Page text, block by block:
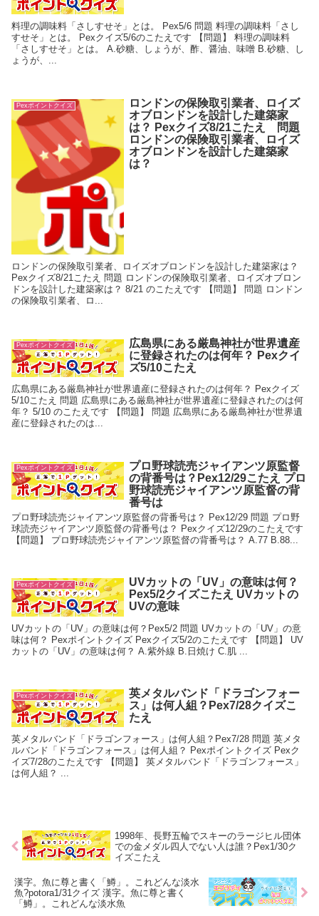
料理の調味料「さしすせそ」とは。 Pex5/6 問題 料理の調味料「さし
すせそ」とは。 Pexクイズ5/6のこたえです 【問題】 料理の調味料
「さしすせそ」とは。 A.砂糖、しょうが、酢、醤油、味噌 B.砂糖、し
ょうが、...
Pexポイントクイズ
ロンドンの保険取引業者、ロイズ
オブロンドンを設計した建築家
は？ Pexクイズ8/21こたえ 問題
ロンドンの保険取引業者、ロイズ
オブロンドンを設計した建築家
は？
ロンドンの保険取引業者、ロイズオブロンドンを設計した建築家は？
Pexクイズ8/21こたえ 問題 ロンドンの保険取引業者、ロイズオブロン
ドンを設計した建築家は？ 8/21 のこたえです 【問題】 問題 ロンドン
の保険取引業者、ロ...
Pexポイントクイズ
広島県にある厳島神社が世界遺産
に登録されたのは何年？ Pexクイ
ズ5/10こたえ
広島県にある厳島神社が世界遺産に登録されたのは何年？ Pexクイズ
5/10こたえ 問題 広島県にある厳島神社が世界遺産に登録されたのは何
年？ 5/10 のこたえです 【問題】 問題 広島県にある厳島神社が世界遺
産に登録されたのは...
Pexポイントクイズ
プロ野球読売ジャイアンツ原監督
の背番号は？Pex12/29こたえ プロ
野球読売ジャイアンツ原監督の背
番号は
プロ野球読売ジャイアンツ原監督の背番号は？ Pex12/29 問題 プロ野
球読売ジャイアンツ原監督の背番号は？ Pexクイズ12/29のこたえです
【問題】 プロ野球読売ジャイアンツ原監督の背番号は？ A.77 B.88...
Pexポイントクイズ
UVカットの「UV」の意味は何？
Pex5/2クイズこたえ UVカットの
UVの意味
UVカットの「UV」の意味は何？Pex5/2 問題 UVカットの「UV」の意
味は何？ Pexポイントクイズ Pexクイズ5/2のこたえです 【問題】 UV
カットの「UV」の意味は何？ A.紫外線 B.日焼け C.肌 ...
Pexポイントクイズ
英メタルバンド「ドラゴンフォー
ス」は何人組？Pex7/28クイズこ
たえ
英メタルバンド「ドラゴンフォース」は何人組？Pex7/28 問題 英メタ
ルバンド「ドラゴンフォース」は何人組？ Pexポイントクイズ Pexク
イズ7/28のこたえです 【問題】 英メタルバンド「ドラゴンフォース」
は何人組？ ...
1998年、長野五輪でスキーのラージヒル団体
での金メダル四人でない人は誰？Pex1/30ク
イズこたえ
漢字。魚に尊と書く「鱒」。これどんな淡水
魚?potora1/31クイズ 漢字。魚に尊と書く
「鱒」。これどんな淡水魚